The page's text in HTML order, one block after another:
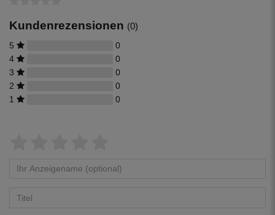
Kundenrezensionen (0)
5
0
4
0
3
0
2
0
1
0